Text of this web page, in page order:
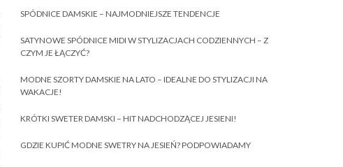
SPÓDNICE DAMSKIE – NAJMODNIEJSZE TENDENCJE
SATYNOWE SPÓDNICE MIDI W STYLIZACJACH CODZIENNYCH – Z
CZYM JE ŁĄCZYĆ?
MODNE SZORTY DAMSKIE NA LATO – IDEALNE DO STYLIZACJI NA
WAKACJE!
KRÓTKI SWETER DAMSKI – HIT NADCHODZĄCEJ JESIENI!
GDZIE KUPIĆ MODNE SWETRY NA JESIEŃ? PODPOWIADAMY